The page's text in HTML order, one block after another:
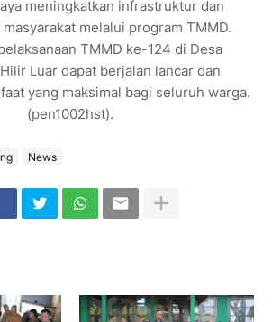
meningkatkan infrastruktur dan
melalui program TMMD.
TMMD ke-124 di Desa
Luar dapat berjalan lancar dan
yang maksimal bagi seluruh warga.
(pen1002hst).
News